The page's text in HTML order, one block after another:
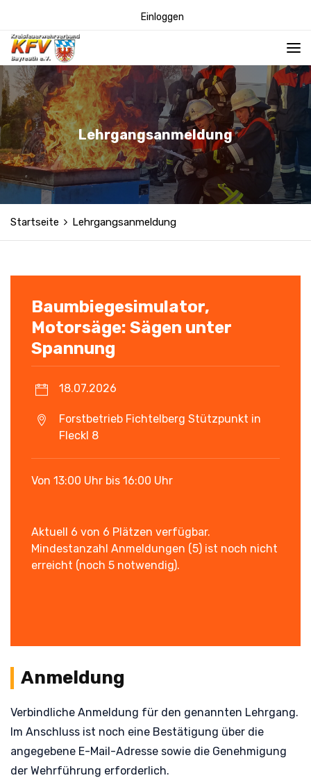
Einloggen
Lehrgangsanmeldung
Startseite Lehrgangsanmeldung
Baumbiegesimulator,
Motorsäge: Sägen unter
Spannung
18.07.2026
Forstbetrieb Fichtelberg Stützpunkt in
Fleckl 8
Von 13:00 Uhr bis 16:00 Uhr
Aktuell 6 von 6 Plätzen verfügbar.
Mindestanzahl Anmeldungen (5) ist noch nicht
erreicht (noch 5 notwendig).
Anmeldung
Verbindliche Anmeldung für den genannten Lehrgang.
Im Anschluss ist noch eine Bestätigung über die
angegebene E-Mail-Adresse sowie die Genehmigung
der Wehrführung erforderlich.